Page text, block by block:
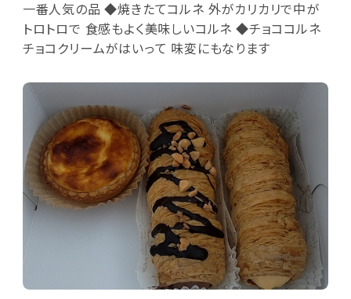
一番人気の品 ◆焼きたてコルネ 外がカリカリで中が
トロトロで 食感もよく美味しいコルネ ◆チョココルネ
チョコクリームがはいって 味変にもなります